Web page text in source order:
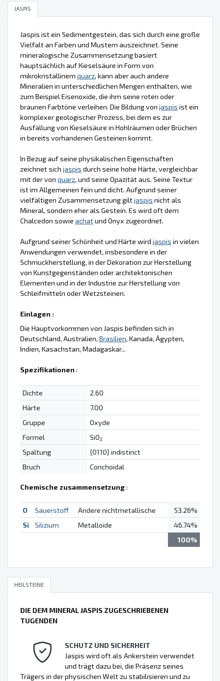
JASPIS
Jaspis ist ein Sedimentgestein, das sich durch eine große
Vielfalt an Farben und Mustern auszeichnet. Seine
mineralogische Zusammensetzung basiert
hauptsächlich auf Kieselsäure in Form von
mikrokristallinem quarz, kann aber auch andere
Mineralien in unterschiedlichen Mengen enthalten, wie
zum Beispiel Eisenoxide, die ihm seine roten oder
braunen Farbtöne verleihen. Die Bildung von jaspis ist ein
komplexer geologischer Prozess, bei dem es zur
Ausfällung von Kieselsäure in Hohlräumen oder Brüchen
in bereits vorhandenen Gesteinen kommt.
In Bezug auf seine physikalischen Eigenschaften
zeichnet sich jaspis durch seine hohe Härte, vergleichbar
mit der von quarz, und seine Opazität aus. Seine Textur
ist im Allgemeinen fein und dicht. Aufgrund seiner
vielfältigen Zusammensetzung giltjaspis nicht als
Mineral, sondern eher als Gestein. Es wird oft dem
Chalcedon sowie achatund Onyx zugeordnet.
Aufgrund seiner Schönheit und Härte wird jaspis in vielen
Anwendungen verwendet, insbesondere in der
Schmuckherstellung, in der Dekoration zur Herstellung
von Kunstgegenständen oder architektonischen
Elementen und in der Industrie zur Herstellung von
Schleifmitteln oder Wetzsteinen.
Einlagen :
Die Hauptvorkommen von Jaspis befinden sich in
Deutschland, Australien, Brasilien, Kanada, Ägypten,
Indien, Kasachstan, Madagaskar...
Spezifikationen :
Dichte
2.60
Härte
7.00
Gruppe
Oxyde
Formel
SiO2
Spaltung
{0110} indistinct
Bruch
Conchoidal
Chemische zusammensetzung:
O Sauerstoff Andere nichtmetallische
53.26%
Si
Silizium Metalloide
46.74%
100%
HEILSTEINE
DIE DEM MINERAL JASPIS ZUGESCHRIEBENEN
TUGENDEN
SCHUTZ UND SICHERHEIT
Jaspis wird oft als Ankerstein verwendet
und trägt dazu bei, die Präsenz seines
Trägers in der physischen Welt zu stabilisieren und zu